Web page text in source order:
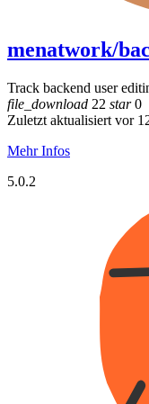
menatwork/
Track backend user
file_download 22 star0
Zuletzt aktualisiert vor
Mehr Infos
5.0.2